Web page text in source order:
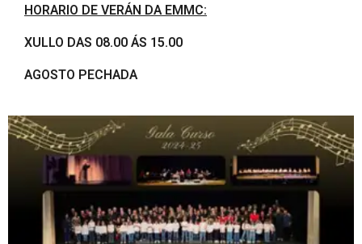
HORARIO DE VERÁN DA EMMC:
XULLO DAS 08.00 ÁS 15.00
AGOSTO PECHADA